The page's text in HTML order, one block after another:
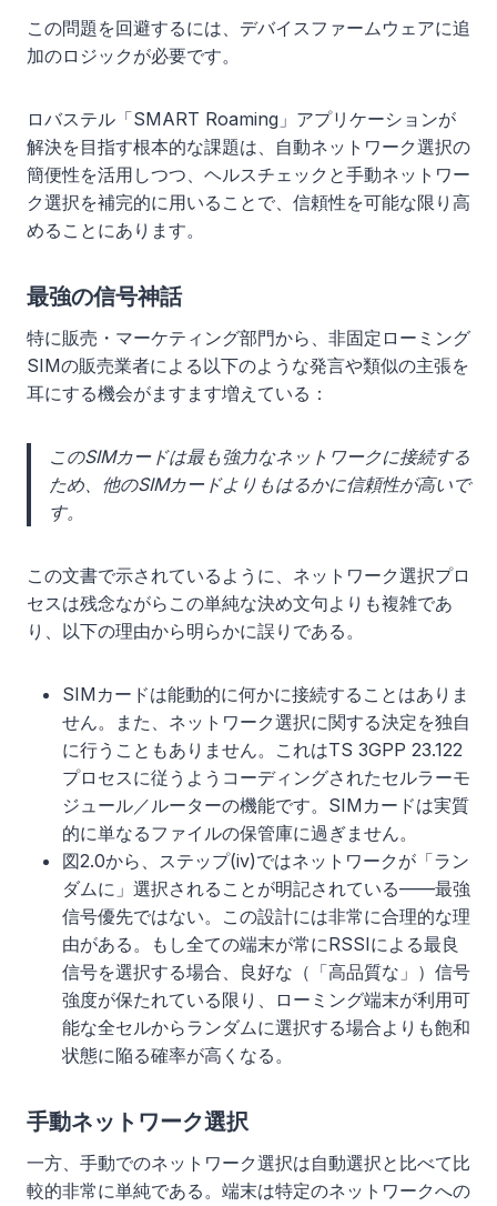
この問題を回避するには、デバイスファームウェアに追
加のロジックが必要です。
ロバステル「SMART Roaming」アプリケーションが
解決を目指す根本的な課題は、自動ネットワーク選択の
簡便性を活用しつつ、ヘルスチェックと手動ネットワー
ク選択を補完的に用いることで、信頼性を可能な限り高
めることにあります。
最強の信号神話
特に販売・マーケティング部門から、非固定ローミング
SIMの販売業者による以下のような発言や類似の主張を
耳にする機会がますます増えている：
このSIMカードは最も強力なネットワークに接続する
ため、他のSIMカードよりもはるかに信頼性が高いで
す。
この文書で示されているように、ネットワーク選択プロ
セスは残念ながらこの単純な決め文句よりも複雑であ
り、以下の理由から明らかに誤りである。
SIMカードは能動的に何かに接続することはありま
せん。また、ネットワーク選択に関する決定を独自
に行うこともありません。これはTS 3GPP 23.122
プロセスに従うようコーディングされたセルラーモ
ジュール／ルーターの機能です。SIMカードは実質
的に単なるファイルの保管庫に過ぎません。
図2.0から、ステップ(iv)ではネットワークが「ラン
ダムに」選択されることが明記されている——最強
信号優先ではない。この設計には非常に合理的な理
由がある。もし全ての端末が常にRSSIによる最良
信号を選択する場合、良好な（「高品質な」）信号
強度が保たれている限り、ローミング端末が利用可
能な全セルからランダムに選択する場合よりも飽和
状態に陥る確率が高くなる。
手動ネットワーク選択
一方、手動でのネットワーク選択は自動選択と比べて比
較的非常に単純である。端末は特定のネットワークへの